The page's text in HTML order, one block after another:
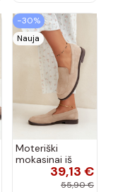
−30%
Nauja
Moteriški
mokasinai iš
dirbtinės
zomšos, smėlio
39,13 €
55,90 €